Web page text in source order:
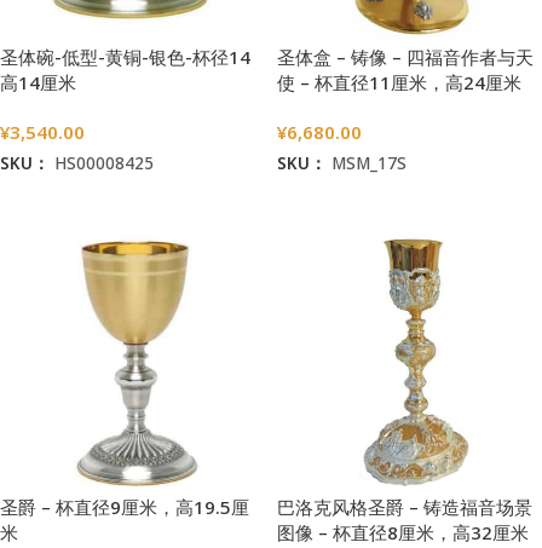
圣体碗-低型-黄铜-银色-杯径14
高14厘米
¥3,540.00
SKU： HS00008425
圣体盒 – 铸像 – 四福音作者与天
使 – 杯直径11厘米，高24厘米
¥6,680.00
SKU： MSM_17S
圣爵 – 杯直径9厘米，高19.5厘
米
巴洛克风格圣爵 – 铸造福音场景
图像 – 杯直径8厘米，高32厘米